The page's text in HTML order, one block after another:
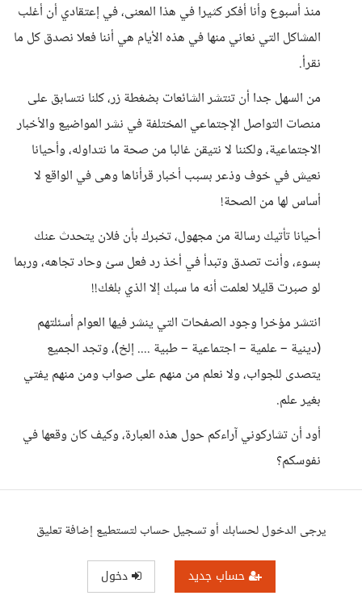
منذ أسبوع وأنا أفكر كثيرا في هذا المعنى، في إعتقادي أن أغلب
المشاكل التي نعاني منها في هذه الأيام هي أننا فعلا نصدق كل ما
نقرأ.
من السهل جدا أن تنتشر الشائعات بضغطة زر، كلنا نتسابق على
منصات التواصل الإجتماعي المختلفة في نشر المواضيع والأخبار
الاجتماعية، ولكننا لا نتيقن غالبا من صحة ما نتداوله، وأحيانا
نعيش في خوف وذعر بسبب أخبار قرأناها وهى في الواقع لا
أساس لها من الصحة!
أحيانا تأتيك رسالة من مجهول، تخبرك بأن فلان يتحدث عنك
بسوء، وأنت تصدق وتبدأ في أخذ رد فعل سئ وحاد تجاهه، وربما
لو صبرت قليلا لعلمت أنه ما سبك إلا الذي بلغك!!
انتشر مؤخرا وجود الصفحات التي ينشر فيها العوام أسئلتهم
(دينية – علمية – اجتماعية – طبية .... إلخ)، وتجد الجميع
يتصدى للجواب، ولا نعلم من منهم على صواب ومن منهم يفتي
بغير علم.
أود أن تشاركوني آراءكم حول هذه العبارة، وكيف كان وقعها في
نفوسكم؟
يرجى الدخول لحسابك أو تسجيل حساب لتستطيع إضافة تعليق
حساب جديد دخول